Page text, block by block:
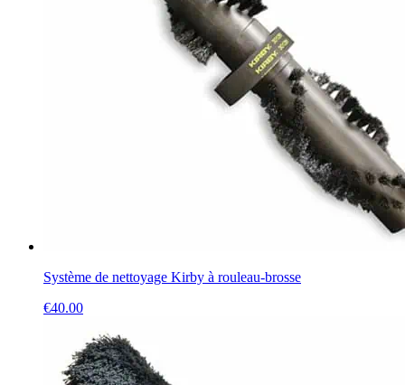
Système de nettoyage Kirby à rouleau-brosse
€40.00